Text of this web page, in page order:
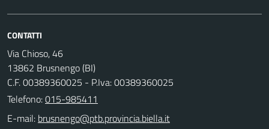
CONTATTI
Via Chioso, 46
13862 Brusnengo (BI)
C.F. 00389360025 - P.Iva: 00389360025
Telefono:015-985411
E-mail: